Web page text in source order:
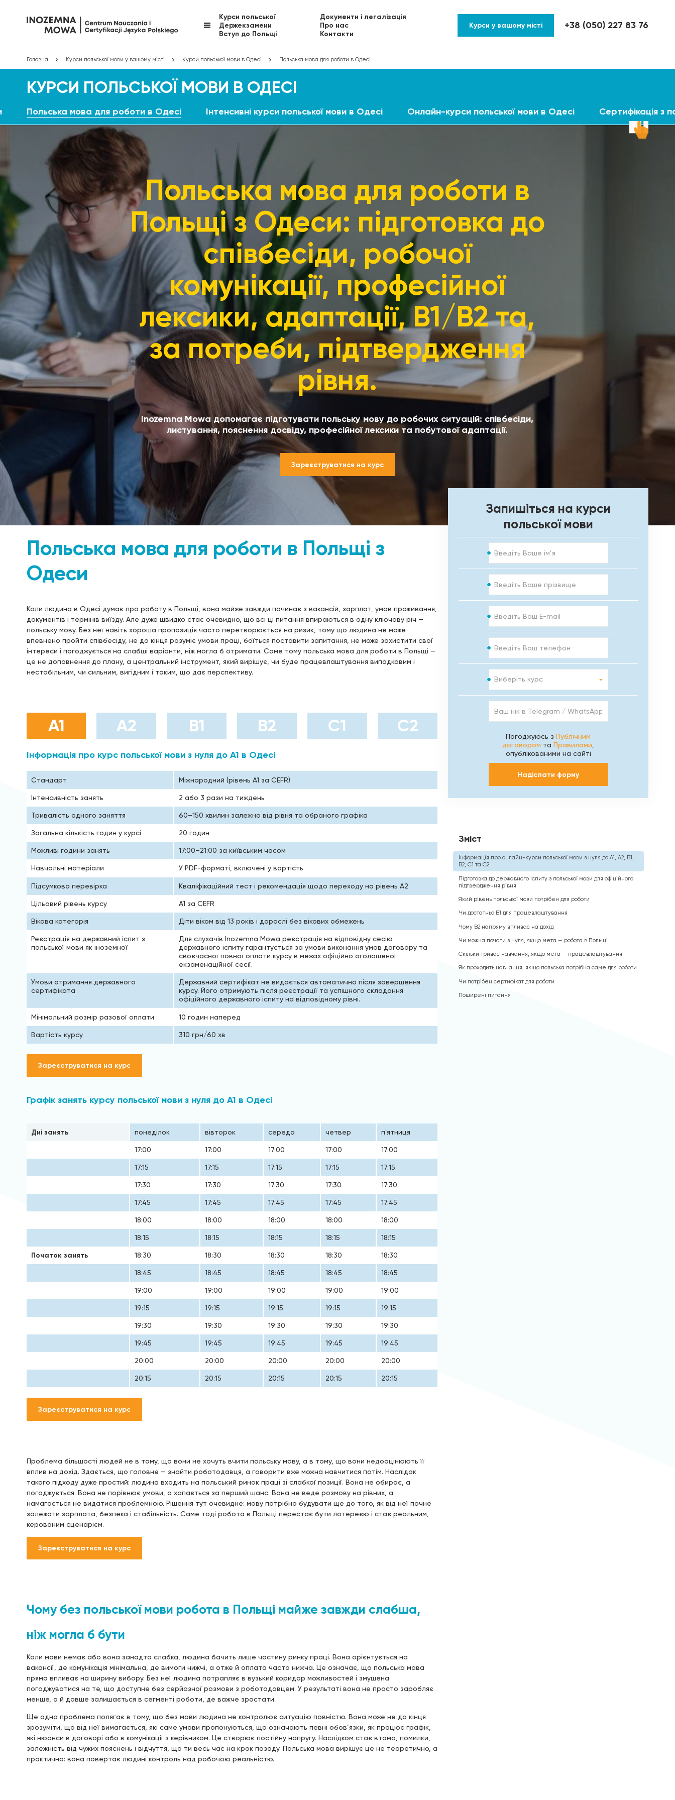
Курси польської
Держекзамени
Вступ до Польщі
Документи і легалізація
Про нас
Контакти
Курси у вашому місті +38 (050) 227 83 76
Головна Курси польської мови у вашому місті Курси польської мови в Одесі Польська мова для роботи в Одесі
КУРСИ ПОЛЬСЬКОЇ МОВИ В ОДЕСІ
Польська мова для роботи в Одесі Інтенсивні курси польської мови в Одесі Онлайн-курси польської мови в Одесі Сертифікація з
Польська мова для роботи в
Польщі з Одеси: підготовка до
співбесіди, робочої
комунікації, професійної
лексики, адаптації, B1/B2 та,
за потреби, підтвердження
рівня.
Inozemna Mowa допомагає підготувати польську мову до робочих ситуацій: співбесіди,
листування, пояснення досвіду, професійної лексики та побутової адаптації.
Зареєструватися на курс
Польська мова для роботи в Польщі з
Одеси
Коли людина в Одесі думає про роботу в Польщі, вона майже завжди починає з вакансій, зарплат, умов проживання,
документів і термінів виїзду. Але дуже швидко стає очевидно, що всі ці питання впираються в одну ключову річ —
польську мову. Без неї навіть хороша пропозиція часто перетворюється на ризик, тому що людина не може
впевнено пройти співбесіду, не до кінця розуміє умови праці, боїться поставити запитання, не може захистити свої
інтереси і погоджується на слабші варіанти, ніж могла б отримати. Саме тому польська мова для роботи в Польщі —
це не доповнення до плану, а центральний інструмент, який вирішує, чи буде працевлаштування випадковим і
нестабільним, чи сильним, вигідним і таким, що дає перспективу.
A1 A2 B1 B2 C1 C2
Інформація про курс польської мови з нуля до A1 в Одесі
Стандарт Міжнародний (рівень A1 за CEFR)
Інтенсивність занять 2 або 3 рази на тиждень
Тривалість одного заняття 60–150 хвилин залежно від рівня та обраного графіка
Загальна кількість годин у курсі 20 годин
Можливі години занять 17:00–21:00 за київським часом
Навчальні матеріали У PDF-форматі, включені у вартість
Підсумкова перевірка Кваліфікаційний тест і рекомендація щодо переходу на рівень A2
Цільовий рівень курсу A1 за CEFR
Вікова категорія Діти віком від 13 років і дорослі без вікових обмежень
Реєстрація на державний іспит з
польської мови як іноземної
Для слухачів Inozemna Mowa реєстрація на відповідну сесію
державного іспиту гарантується за умови виконання умов договору та
своєчасної повної оплати курсу в межах офіційно оголошеної
екзаменаційної сесії.
Умови отримання державного
сертифіката
Державний сертифікат не видається автоматично після завершення
курсу. Його отримують після реєстрації та успішного складання
офіційного державного іспиту на відповідному рівні.
Мінімальний розмір разової оплати 10 годин наперед
Вартість курсу 310 грн/60 хв
Зареєструватися на курс
Графік занять курсу польської мови з нуля до A1 в Одесі
Дні занять понеділок вівторок середа четвер пʼятниця
17:00 17:00 17:00 17:00 17:00
17:15 17:15 17:15 17:15 17:15
17:30 17:30 17:30 17:30 17:30
17:45 17:45 17:45 17:45 17:45
18:00 18:00 18:00 18:00 18:00
18:15 18:15 18:15 18:15 18:15
Початок занять 18:30 18:30 18:30 18:30 18:30
18:45 18:45 18:45 18:45 18:45
19:00 19:00 19:00 19:00 19:00
19:15 19:15 19:15 19:15 19:15
19:30 19:30 19:30 19:30 19:30
19:45 19:45 19:45 19:45 19:45
20:00 20:00 20:00 20:00 20:00
20:15 20:15 20:15 20:15 20:15
Зареєструватися на курс
Проблема більшості людей не в тому, що вони не хочуть вчити польську мову, а в тому, що вони недооцінюють її
вплив на дохід. Здається, що головне — знайти роботодавця, а говорити вже можна навчитися потім. Наслідок
такого підходу дуже простий: людина входить на польський ринок праці зі слабкої позиції. Вона не обирає, а
погоджується. Вона не порівнює умови, а хапається за перший шанс. Вона не веде розмову на рівних, а
намагається не видатися проблемною. Рішення тут очевидне: мову потрібно будувати ще до того, як від неї почне
залежати зарплата, безпека і стабільність. Саме тоді робота в Польщі перестає бути лотереєю і стає реальним,
керованим сценарієм.
Зареєструватися на курс
Чому без польської мови робота в Польщі майже завжди слабша,
ніж могла б бути
Коли мови немає або вона занадто слабка, людина бачить лише частину ринку праці. Вона орієнтується на
вакансії, де комунікація мінімальна, де вимоги нижчі, а отже й оплата часто нижча. Це означає, що польська мова
прямо впливає на ширину вибору. Без неї людина потрапляє в вузький коридор можливостей і змушена
погоджуватися на те, що доступне без серйозної розмови з роботодавцем. У результаті вона не просто заробляє
менше, а й довше залишається в сегменті роботи, де важче зростати.
Ще одна проблема полягає в тому, що без мови людина не контролює ситуацію повністю. Вона може не до кінця
зрозуміти, що від неї вимагається, які саме умови пропонуються, що означають певні обов’язки, як працює графік,
які нюанси в договорі або в комунікації з керівником. Це створює постійну напругу. Наслідком стає втома, помилки,
залежність від чужих пояснень і відчуття, що ти весь час на крок позаду. Польська мова вирішує це не теоретично, а
практично: вона повертає людині контроль над робочою реальністю.
Запишіться на курси
польської мови
mail
Виберіть курс
нік
в
WhatsApp
Viber
Погоджуюсь зПублічним
договором таПравилами
опублікованими на сайті
Надіслати форму
Зміст
Інформація про онлайн-курси польської мови з нуля до A1, A2, B1,
B2, C1 та C2
Підготовка до державного іспиту з польської мови для офіційного
підтвердження рівня
Який рівень польської мови потрібен для роботи
Чи достатньо B1 для працевлаштування
Чому B2 напряму впливає на дохід
Чи можна почати з нуля, якщо мета — робота в Польщі
Скільки триває навчання, якщо мета — працевлаштування
Як проходить навчання, якщо польська потрібна саме для роботи
Чи потрібен сертифікат для роботи
Поширені питання